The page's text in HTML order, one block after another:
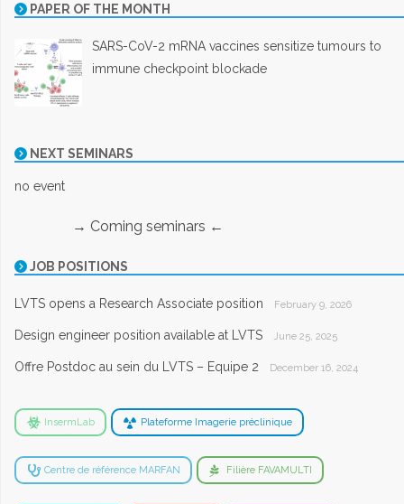
PAPER OF THE MONTH
SARS-CoV-2 mRNA vaccines sensitize tumours to
immune checkpoint blockade
NEXT SEMINARS
no event
→ Coming seminars ←
JOB POSITIONS
LVTS opens a Research Associate position February 9, 2026
Design engineer position available at LVTS June 25, 2025
Offre Postdoc au sein du LVTS – Equipe 2 December 16, 2024
InsermLab Plateforme Imagerie préclinique
Centre de référence MARFAN Filière FAVAMULTI